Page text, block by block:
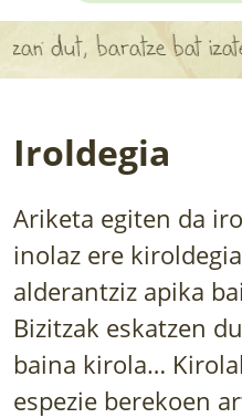
APARTEN MAPA
LURRERAKO
HASI NAHI AL
BIZI BARATZEA
SENDABELARRAK
ETXEKO
LANDAREPEDIA
baratze bat izatea
Iroldegia
Ariketa egiten da
inolaz ere
alderantziz apika
Bizitzak eskatzen
baina kirola…
espezie berekoen